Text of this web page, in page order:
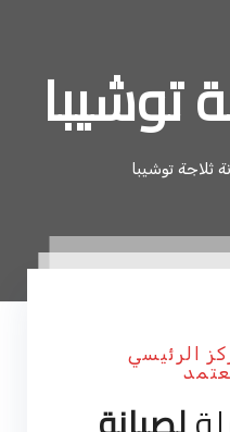
توشيبا
ثلاجة توشيبا
الرئيسي